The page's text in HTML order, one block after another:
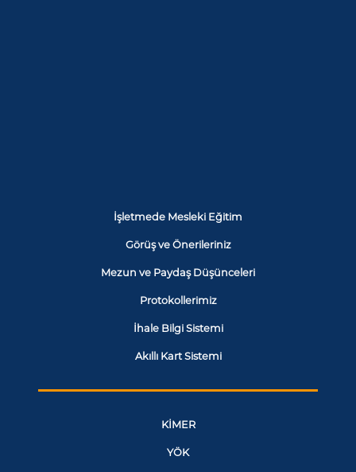
İşletmede Mesleki Eğitim
Görüş ve Önerileriniz
Mezun ve Paydaş Düşünceleri
Protokollerimiz
İhale Bilgi Sistemi
Akıllı Kart Sistemi
KİMER
YÖK